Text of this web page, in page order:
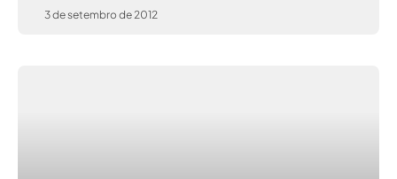
3 de setembro de 2012